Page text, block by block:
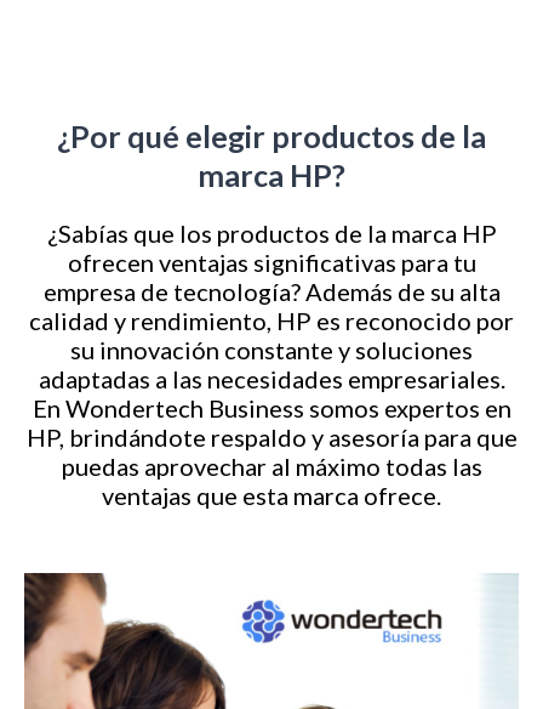
¿Por qué elegir productos de la
marca HP?
¿Sabías que los productos de la marca HP
ofrecen ventajas significativas para tu
empresa de tecnología? Además de su alta
calidad y rendimiento, HP es reconocido por
su innovación constante y soluciones
adaptadas a las necesidades empresariales.
En Wondertech Business somos expertos en
HP, brindándote respaldo y asesoría para que
puedas aprovechar al máximo todas las
ventajas que esta marca ofrece.